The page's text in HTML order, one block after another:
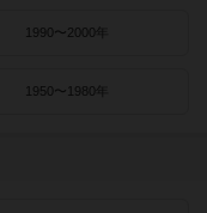
1990〜2000年
1950〜1980年